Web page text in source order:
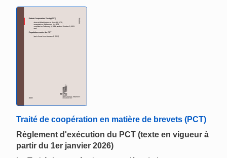
Traité de coopération en matière de brevets (PCT)
Règlement d'exécution du PCT (texte en vigueur à
partir du 1er janvier 2026)